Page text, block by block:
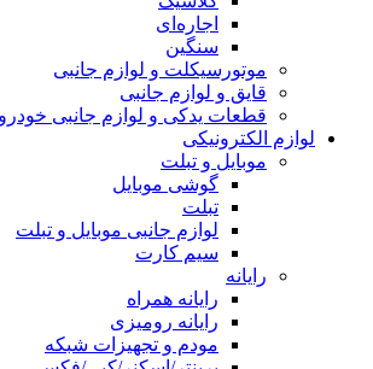
اجاره‌ای
سنگین
موتورسیکلت و لوازم جانبی
قایق و لوازم جانبی
قطعات یدکی و لوازم جانبی خودرو
لوازم الکترونیکی
موبایل و تبلت
گوشی موبایل
تبلت
لوازم جانبی موبایل و تبلت
سیم کارت
رایانه
رایانه همراه
رایانه رومیزی
مودم و تجهیزات شبکه